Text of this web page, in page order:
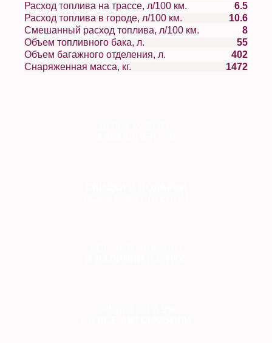
Расход топлива на трассе, л/100 км.
6.5
Расход топлива в городе, л/100 км.
10.6
Смешанный расход топлива, л/100 км.
8
Объем топливного бака, л.
55
Объем багажного отделения, л.
402
Снаряженная масса, кг.
1472